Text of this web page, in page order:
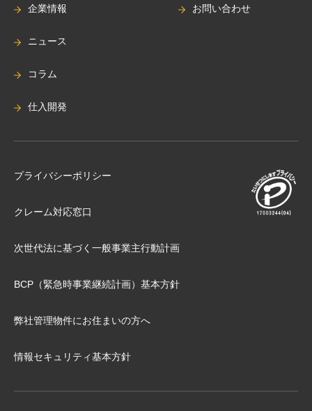
企業情報
ニュース
コラム
仕入開発
お問い合わせ
プライバシーポリシー
クレーム対応窓口
次世代法に基づく⼀般事業主⾏動計画
BCP（緊急時事業継続計画）基本⽅針
弊社管理物件にお住まいの⽅へ
情報セキュリティ基本方針